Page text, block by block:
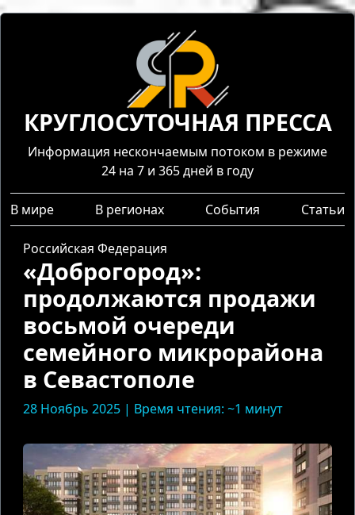
КРУГЛОСУТОЧНАЯ ПРЕССА
Информация нескончаемым потоком в режиме
24 на 7 и 365 дней в году
В мире В регионах События Статьи
Российская Федерация
«Доброгород»:
продолжаются продажи
восьмой очереди
семейного микрорайона
в Севастополе
28 Ноябрь 2025 | Время чтения: ~1 минут